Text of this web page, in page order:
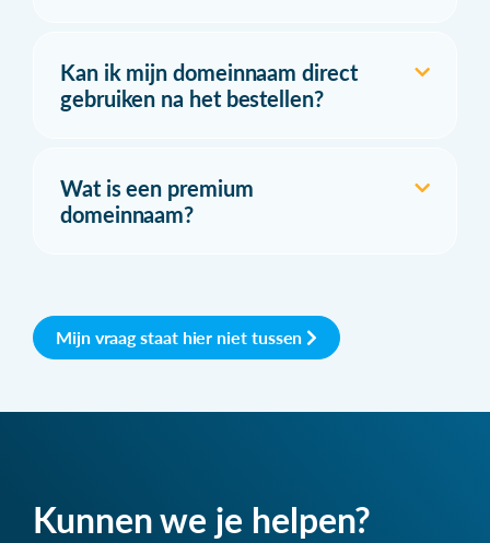
Kan ik mijn domeinnaam direct
gebruiken na het bestellen?
Wat is een premium
domeinnaam?
Mijn vraag staat hier niet tussen
Kunnen we je helpen?